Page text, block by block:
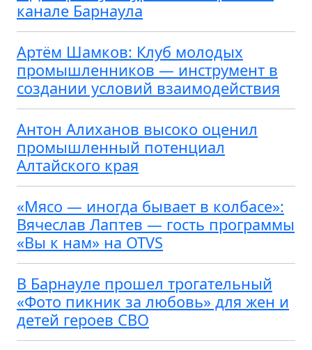
канале Барнаула
Артём Шамков: Клуб молодых
промышленников — инструмент в
создании условий взаимодействия
Антон Алиханов высоко оценил
промышленный потенциал
Алтайского края
«Мясо — иногда бывает в колбасе»:
Вячеслав Лаптев — гость программы
«Вы к нам» на OTVS
В Барнауле прошел трогательный
«Фото пикник за любовь» для жен и
детей героев СВО